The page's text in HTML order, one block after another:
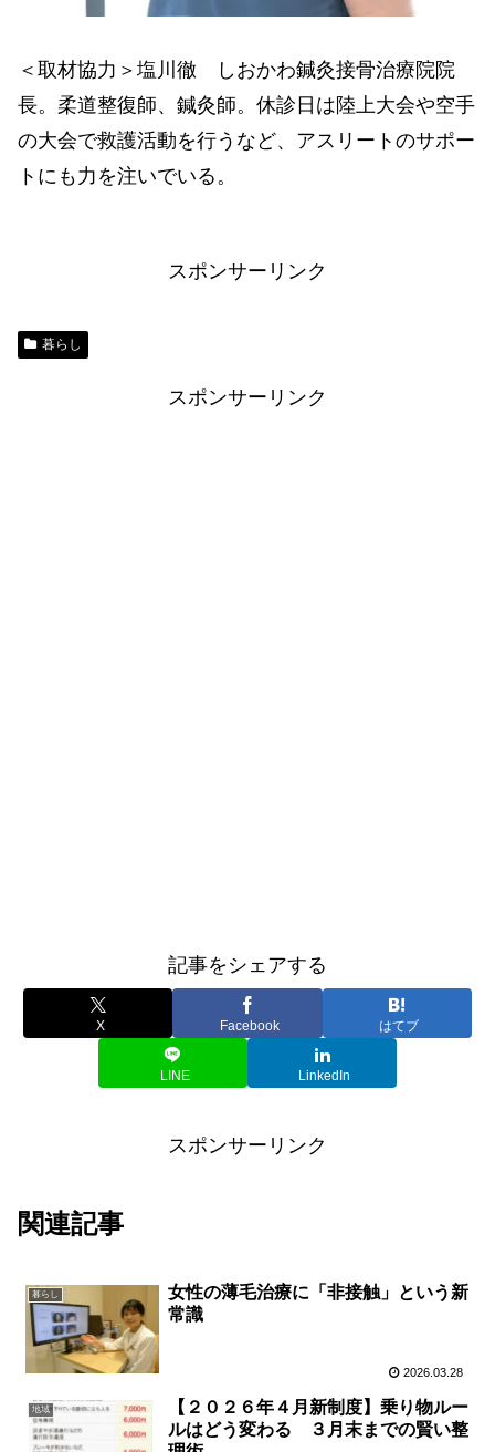
＜取材協力＞塩川徹 しおかわ鍼灸接骨治療院院
長。柔道整復師、鍼灸師。休診日は陸上大会や空手
の大会で救護活動を行うなど、アスリートのサポー
トにも力を注いでいる。
スポンサーリンク
暮らし
スポンサーリンク
記事をシェアする
X Facebook はてブ
LINE LinkedIn
スポンサーリンク
関連記事
暮らし
女性の薄毛治療に「非接触」という新
常識
2026.03.28
地域
【２０２６年４月新制度】乗り物ルー
ルはどう変わる ３月末までの賢い整